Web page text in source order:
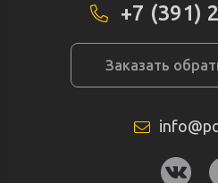
+7 (391)
Заказать